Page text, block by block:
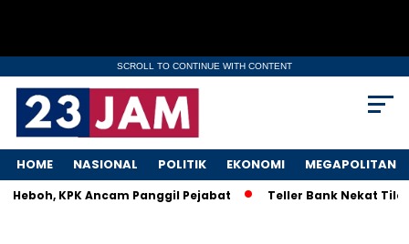
SCROLL TO CONTINUE WITH CONTENT
HOME NASIONAL POLITIK EKONOMI MEGAPOLITAN
KPK Ancam Panggil Pejabat Teller Bank Nekat